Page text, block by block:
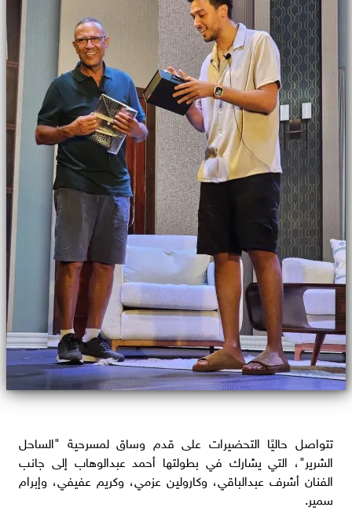
تتواصل حاليًا التحضيرات على قدم وساق لمسرحية "الساحل
الشرير"، التي يشارك في بطولتها أحمد عبدالوهاب إلى جانب
الفنان أشرف عبدالباقي، وكارولين عزمي، وكريم عفيفي، وإبرام
سمير.